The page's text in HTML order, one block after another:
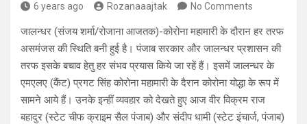
6 years ago Rozanaaajtak No Comments
जालन्धर (संजय शर्मा/रोजाना आजतक)-कोरोना महामारी के दौरान हर तरफ
असमंजस की स्थिति बनी हुई है। पंजाब सरकार और जालन्धर प्रशासन की
तरफ इसके बचाव हेतु हर संभव प्रयास किये जा रहें हैं। इसमें जालन्धर के
एमएलए (कैंट) प्रगट सिंह कोरोना महामारी के दैरान कोरोना योद्धा के रूप में
सामने आये हैं। उनके इन्हीं व्यवहार को देखते हुए आज वीर विक्रम राज
बहादुर (स्टेट चीफ क्राइम सैल पंजाब) और संदीप धामी (स्टेट इंचार्ज, पंजाब)